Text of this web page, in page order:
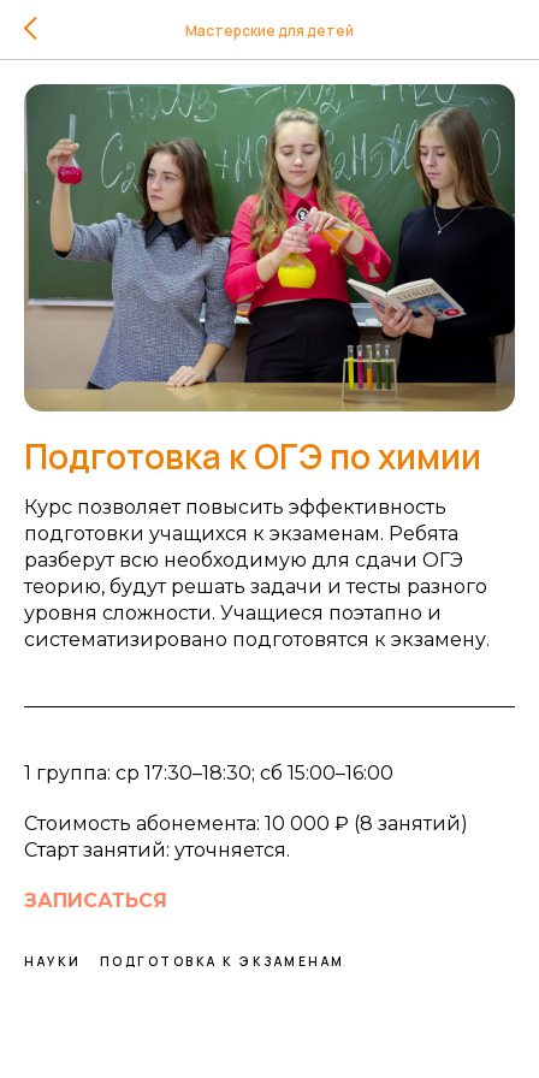
Мастерские для детей
Подготовка к ОГЭ по химии
Курс позволяет повысить эффективность
подготовки учащихся к экзаменам. Ребята
разберут всю необходимую для сдачи ОГЭ
теорию, будут решать задачи и тесты разного
уровня сложности. Учащиеся поэтапно и
систематизировано подготовятся к экзамену.
1 группа: ср 17:30–18:30; сб 15:00–16:00
Стоимость абонемента: 10 000 ₽ (8 занятий)
Старт занятий: уточняется.
ЗАПИСАТЬСЯ
НАУКИ ПОДГОТОВКА К ЭКЗАМЕНАМ